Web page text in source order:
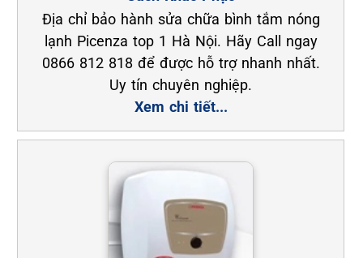
Địa chỉ bảo hành sửa chữa bình tắm nóng
lạnh Picenza top 1 Hà Nội. Hãy Call ngay
0866 812 818 để được hỗ trợ nhanh nhất.
Uy tín chuyên nghiệp.
Xem chi tiết...